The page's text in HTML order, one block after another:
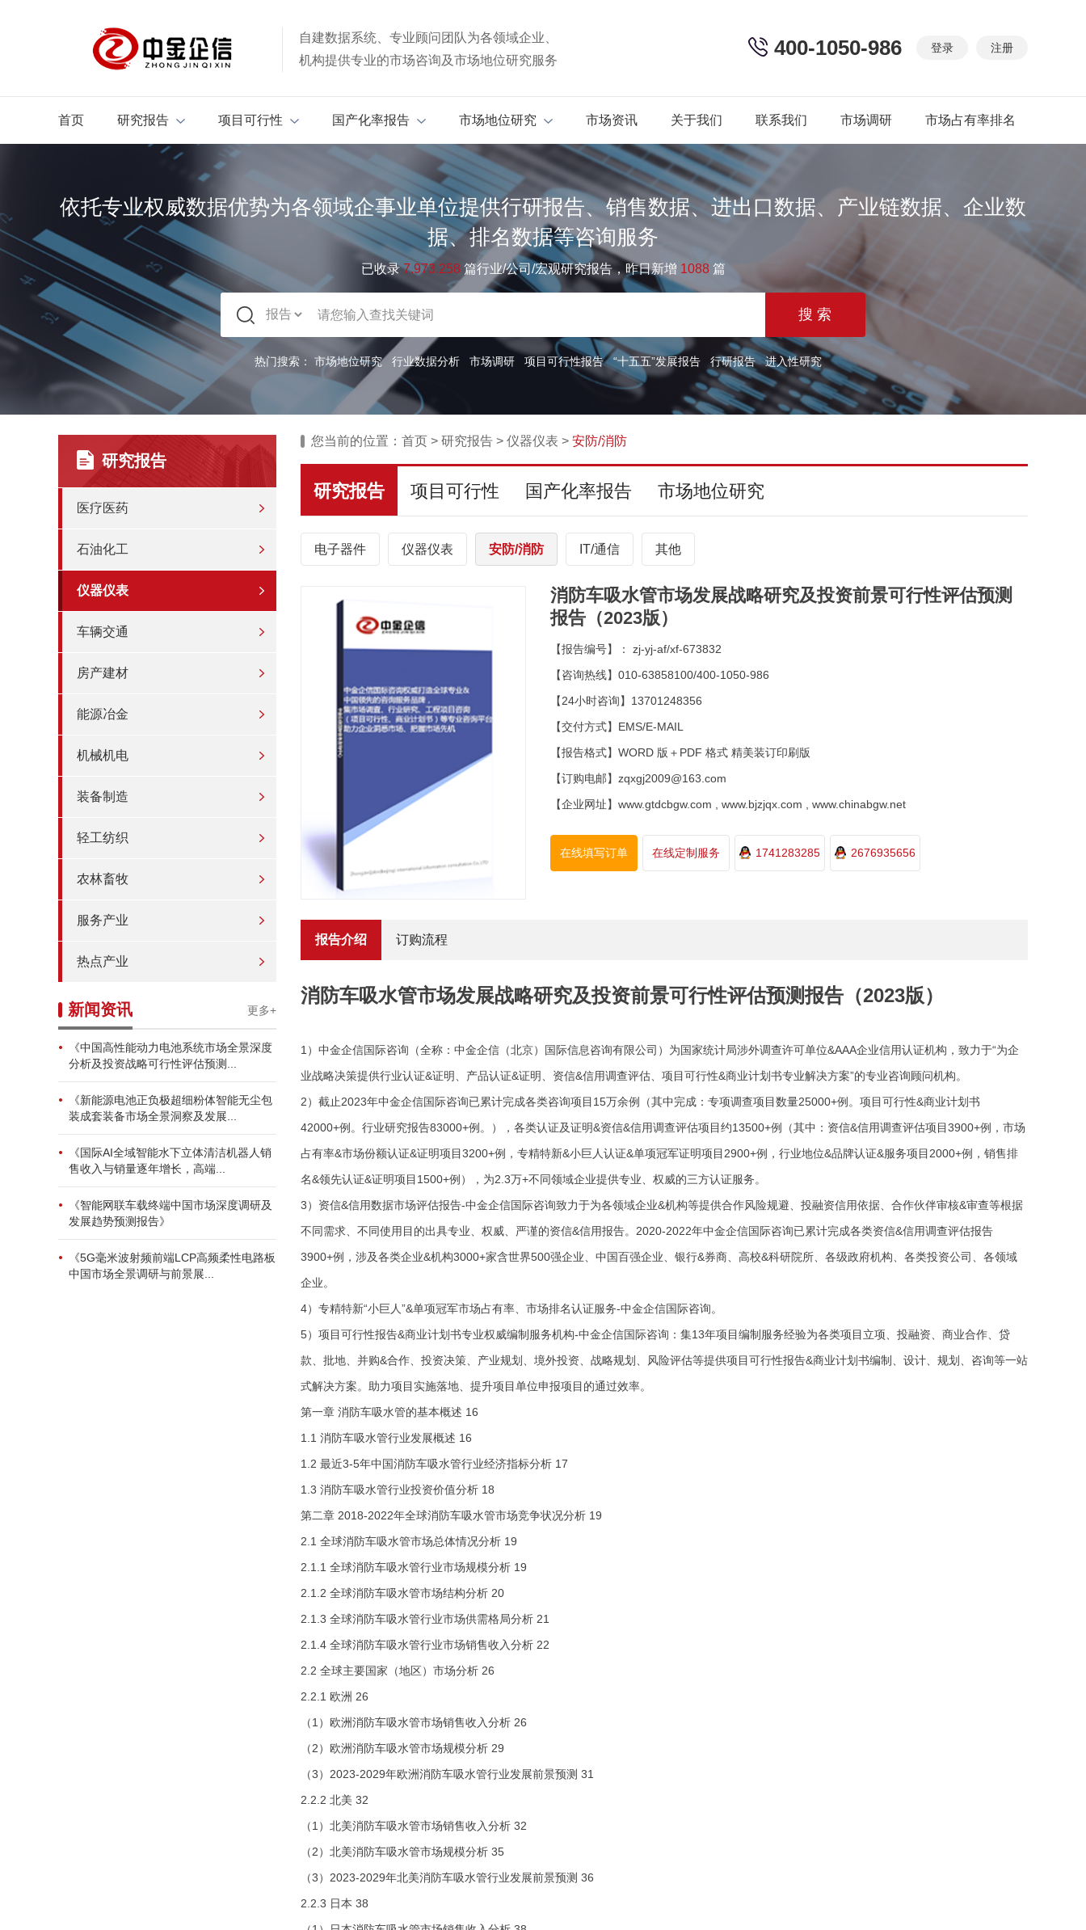
自建数据系统、专业顾问团队为各领域企业、
机构提供专业的市场咨询及市场地位研究服务
登录 注册
400-1050-986
首页 研究报告 项目可行性 国产化率报告 市场地位研究 市场资讯 关于我们 联系我们 市场调研 市场占有率排名
依托专业权威数据优势为各领域企事业单位提供行研报告、销售数据、进出口数据、产业链数据、企业数
据、排名数据等咨询服务
已收录7.973.258 篇行业/公司/宏观研究报告，昨日新增 1088 篇
热门搜索： 市场地位研究 行业数据分析 市场调研 项目可行性报告 “十五五”发展报告 行研报告 进入性研究
研究报告
医疗医药
石油化工
仪器仪表
车辆交通
房产建材
能源冶金
机械机电
装备制造
轻工纺织
农林畜牧
服务产业
热点产业
新闻资讯 更多+
《中国高性能动力电池系统市场全景深度
分析及投资战略可行性评估预测...
《新能源电池正负极超细粉体智能无尘包
装成套装备市场全景洞察及发展...
《国际AI全域智能水下立体清洁机器人销
售收入与销量逐年增长，高端...
《智能网联车载终端中国市场深度调研及
发展趋势预测报告》
《5G毫米波射频前端LCP高频柔性电路板
中国市场全景调研与前景展...
您当前的位置： 首页 > 研究报告 > 仪器仪表 > 安防/消防
研究报告 项目可行性 国产化率报告 市场地位研究
电子器件 仪器仪表 安防/消防 IT/通信 其他
消防车吸水管市场发展战略研究及投资前景可行性评估预测
报告（2023版）
【报告编号】： zj-yj-af/xf-673832
【咨询热线】010-63858100/400-1050-986
【24小时咨询】13701248356
【交付方式】EMS/E-MAIL
【报告格式】WORD 版＋PDF 格式 精美装订印刷版
【订购电邮】zqxgj2009@163.com
【企业网址】www.gtdcbgw.com , www.bjzjqx.com , www.chinabgw.net
在线填写订单 在线定制服务 1741283285 2676935656
报告介绍 订购流程
消防车吸水管市场发展战略研究及投资前景可行性评估预测报告（2023版）
1）中金企信国际咨询（全称：中金企信（北京）国际信息咨询有限公司）为国家统计局涉外调查许可单位&AAA企业信用认证机构，致力于“为企
业战略决策提供行业认证&证明、产品认证&证明、资信&信用调查评估、项目可行性&商业计划书专业解决方案”的专业咨询顾问机构。
2）截止2023年中金企信国际咨询已累计完成各类咨询项目15万余例（其中完成：专项调查项目数量25000+例。项目可行性&商业计划书
42000+例。行业研究报告83000+例。），各类认证及证明&资信&信用调查评估项目约13500+例（其中：资信&信用调查评估项目3900+例，市场
占有率&市场份额认证&证明项目3200+例，专精特新&小巨人认证&单项冠军证明项目2900+例，行业地位&品牌认证&服务项目2000+例，销售排
名&领先认证&证明项目1500+例），为2.3万+不同领域企业提供专业、权威的三方认证服务。
3）资信&信用数据市场评估报告-中金企信国际咨询致力于为各领域企业&机构等提供合作风险规避、投融资信用依据、合作伙伴审核&审查等根据
不同需求、不同使用目的出具专业、权威、严谨的资信&信用报告。2020-2022年中金企信国际咨询已累计完成各类资信&信用调查评估报告
3900+例，涉及各类企业&机构3000+家含世界500强企业、中国百强企业、银行&券商、高校&科研院所、各级政府机构、各类投资公司、各领域
企业。
4）专精特新“小巨人”&单项冠军市场占有率、市场排名认证服务-中金企信国际咨询。
5）项目可行性报告&商业计划书专业权威编制服务机构-中金企信国际咨询：集13年项目编制服务经验为各类项目立项、投融资、商业合作、贷
款、批地、并购&合作、投资决策、产业规划、境外投资、战略规划、风险评估等提供项目可行性报告&商业计划书编制、设计、规划、咨询等一站
式解决方案。助力项目实施落地、提升项目单位申报项目的通过效率。
第一章 消防车吸水管的基本概述 16
1.1 消防车吸水管行业发展概述 16
1.2 最近3-5年中国消防车吸水管行业经济指标分析 17
1.3 消防车吸水管行业投资价值分析 18
第二章 2018-2022年全球消防车吸水管市场竞争状况分析 19
2.1 全球消防车吸水管市场总体情况分析 19
2.1.1 全球消防车吸水管行业市场规模分析 19
2.1.2 全球消防车吸水管市场结构分析 20
2.1.3 全球消防车吸水管行业市场供需格局分析 21
2.1.4 全球消防车吸水管行业市场销售收入分析 22
2.2 全球主要国家（地区）市场分析 26
2.2.1 欧洲 26
（1）欧洲消防车吸水管市场销售收入分析 26
（2）欧洲消防车吸水管市场规模分析 29
（3）2023-2029年欧洲消防车吸水管行业发展前景预测 31
2.2.2 北美 32
（1）北美消防车吸水管市场销售收入分析 32
（2）北美消防车吸水管市场规模分析 35
（3）2023-2029年北美消防车吸水管行业发展前景预测 36
2.2.3 日本 38